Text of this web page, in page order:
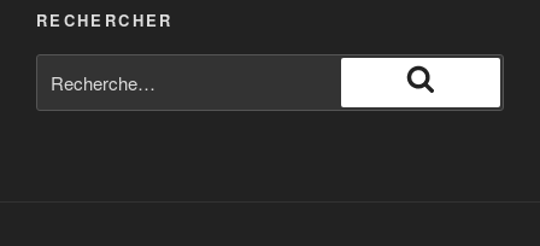
RECHERCHER